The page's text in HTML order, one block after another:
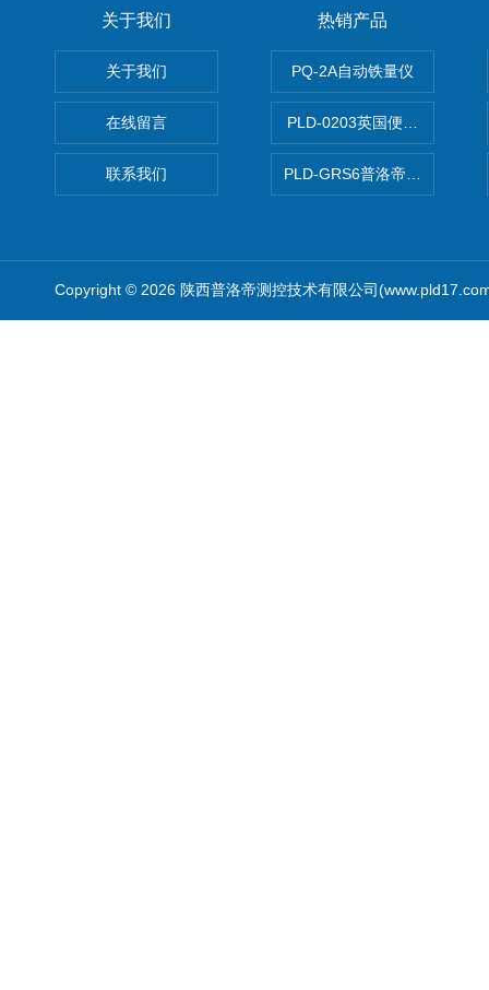
关于我们
关于我们
在线留言
联系我们
热销产品
PQ-2A自动铁量仪
PLD-0203英国便携式油品颗
PLD-GRS6普洛帝全自动微量
Copyright © 2026 陕西普洛帝测控技术有限公司